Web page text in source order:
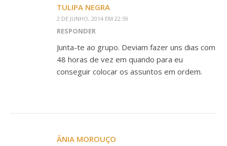
TULIPA NEGRA
2 DE JUNHO, 2014 EM 22:59
RESPONDER
Junta-te ao grupo. Deviam fazer uns dias com
48 horas de vez em quando para eu
conseguir colocar os assuntos em ordem.
ÂNIA MOROUÇO